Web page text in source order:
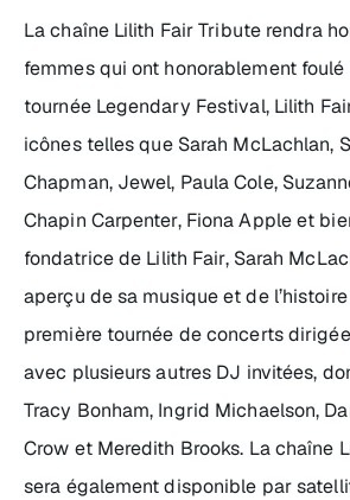
La chaîne Lilith Fair Tribute rendra
femmes qui ont honorablement
tournée Legendary Festival, Lilith
icônes telles que Sarah McLachlan,
Chapman, Jewel, Paula Cole,
Chapin Carpenter, Fiona Apple et
fondatrice de Lilith Fair, Sarah
aperçu de sa musique et de
première tournée de concerts
avec plusieurs autres DJ invitées,
Tracy Bonham, Ingrid Michaelson,
Crow et Meredith Brooks. La chaîne
sera également disponible par